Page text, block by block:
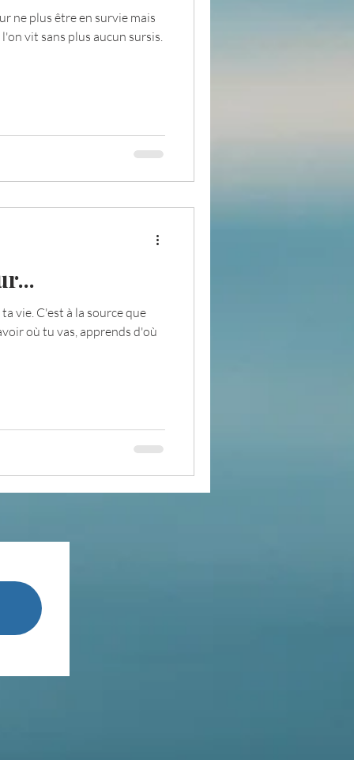
ne plus être en survie mais
vit sans plus aucun sursis.
vie. C'est à la source que
où tu vas, apprends d'où